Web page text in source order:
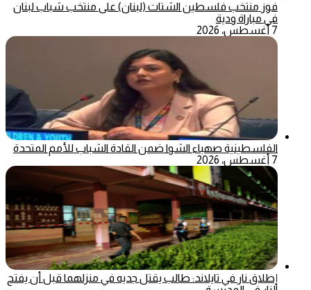
فوز منتخب فلسطين الشتات (لبنان) على منتخب شباب لبنان
في مباراة ودية
7 أغسطس، 2026
الفلسطينية صهباء الشوا ضمن القادة الشباب للأمم المتحدة
7 أغسطس، 2026
إطلاق نار في تايلاند: طالب يقتل جديه في منزلهما قبل أن يفتح